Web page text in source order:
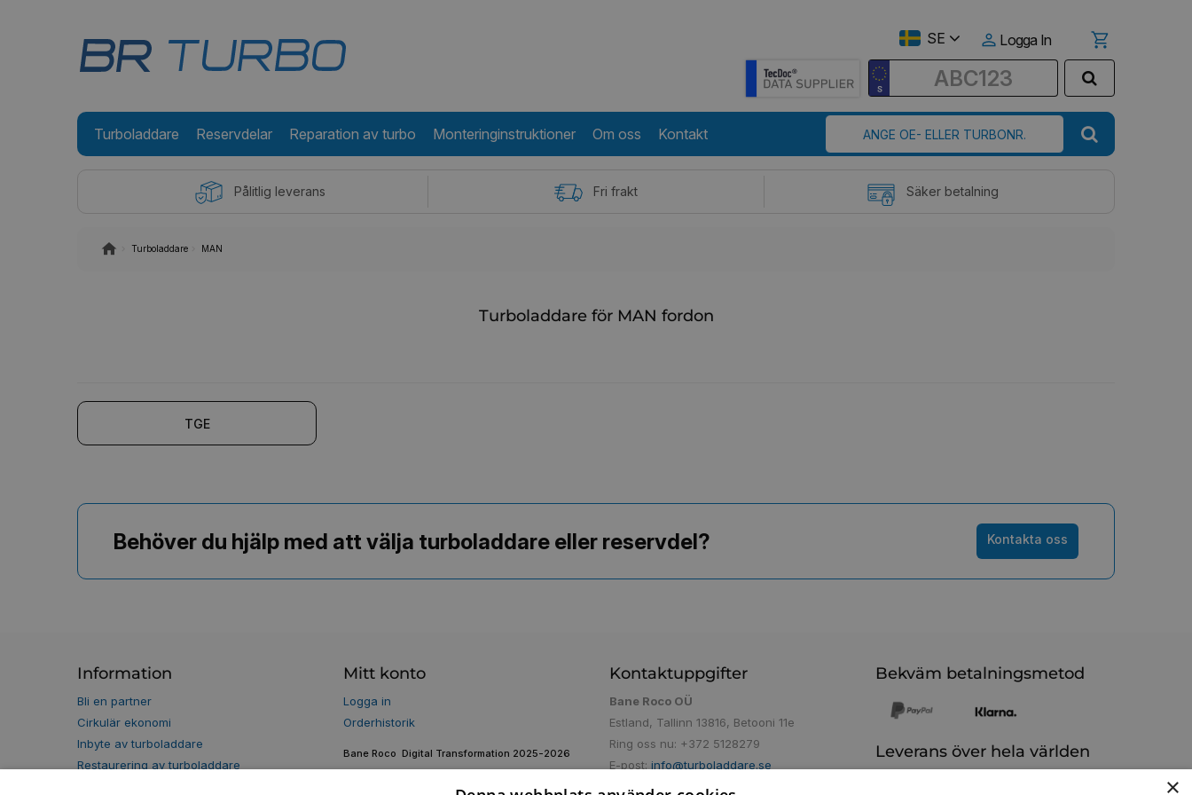
SE Logga In
Turboladdare Reservdelar Reparation av turbo Monteringinstruktioner Om oss Kontakt
Pålitlig leverans Fri frakt Säker betalning
Turboladdare MAN
Turboladdare för MAN fordon
TGE
Behöver du hjälp med att välja turboladdare eller reservdel? Kontakta oss
Information
Bli en partner
Cirkulär ekonomi
Inbyte av turboladdare
Restaurering av turboladdare
Mitt konto
Logga in
Orderhistorik
Bane Roco Digital Transformation 2025-2026
Kontaktuppgifter
Bane Roco OÜ
Estland, Tallinn 13816, Betooni 11e
Ring oss nu: +372 5128279
E-post: info@turboladdare.se
Bekväm betalningsmetod
Leverans över hela världen
×